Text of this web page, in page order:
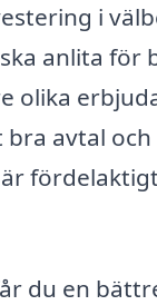
i
anlita för
olika
avtal
du en